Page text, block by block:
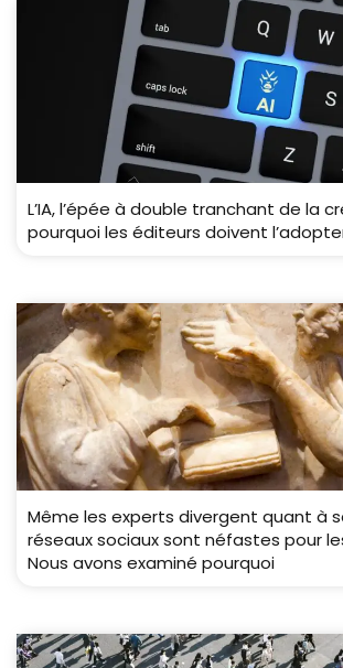
L’IA, l’épée à double tranchant de la
pourquoi les éditeurs doivent
Même les experts divergent quant à
réseaux sociaux sont néfastes pour
Nous avons examiné pourquoi